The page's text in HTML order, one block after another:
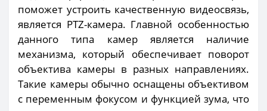
поможет устроить качественную видеосвязь,
является PTZ-камера. Главной особенностью
данного типа камер является наличие
механизма, который обеспечивает поворот
объектива камеры в разных направлениях.
Такие камеры обычно оснащены объективом
с переменным фокусом и функцией зума, что